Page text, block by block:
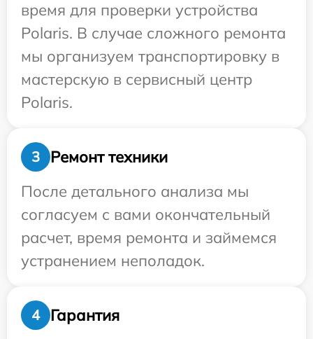
время для проверки устройства
Polaris. В случае сложного ремонта
мы организуем транспортировку в
мастерскую в сервисный центр
Polaris.
3
Ремонт техники
После детального анализа мы
согласуем с вами окончательный
расчет, время ремонта и займемся
устранением неполадок.
4
Гарантия